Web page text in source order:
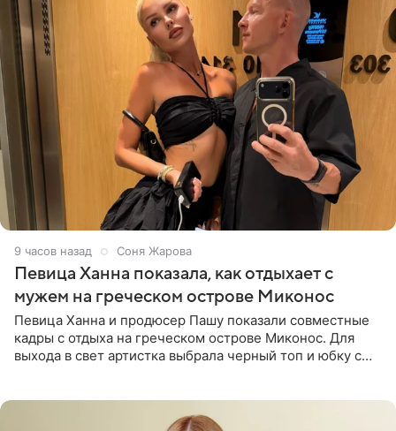
9 часов назад Соня Жарова
Певица Ханна показала, как отдыхает с
мужем на греческом острове Миконос
Певица Ханна и продюсер Пашу показали совместные
кадры с отдыха на греческом острове Миконос. Для
выхода в свет артистка выбрала черный топ и юбку с